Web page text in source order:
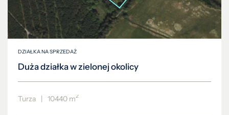
DZIAŁKA NA SPRZEDAŻ
Duża działka w zielonej okolicy
Turza | 10440 m2